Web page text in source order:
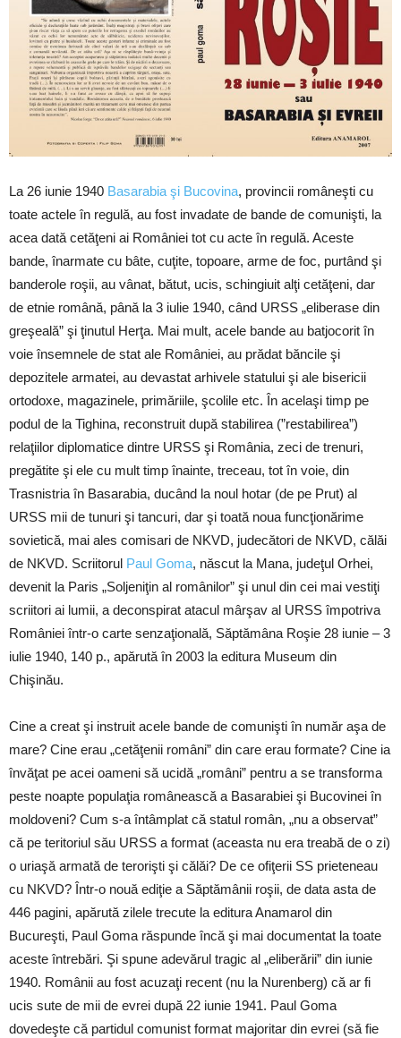
La 26 iunie 1940 Basarabia şi Bucovina, provincii româneşti cu
toate actele în regulă, au fost invadate de bande de comunişti, la
acea dată cetăţeni ai României tot cu acte în regulă. Aceste
bande, înarmate cu bâte, cuţite, topoare, arme de foc, purtând şi
banderole roşii, au vânat, bătut, ucis, schingiuit alţi cetăţeni, dar
de etnie română, până la 3 iulie 1940, când URSS „eliberase din
greşeală” şi ţinutul Herţa. Mai mult, acele bande au batjocorit în
voie însemnele de stat ale României, au prădat băncile şi
depozitele armatei, au devastat arhivele statului şi ale bisericii
ortodoxe, magazinele, primăriile, şcolile etc. În acelaşi timp pe
podul de la Tighina, reconstruit după stabilirea (”restabilirea”)
relaţiilor diplomatice dintre URSS şi România, zeci de trenuri,
pregătite şi ele cu mult timp înainte, treceau, tot în voie, din
Trasnistria în Basarabia, ducând la noul hotar (de pe Prut) al
URSS mii de tunuri şi tancuri, dar şi toată noua funcţionărime
sovietică, mai ales comisari de NKVD, judecători de NKVD, călăi
de NKVD. Scriitorul Paul Goma, născut la Mana, judeţul Orhei,
devenit la Paris „Soljeniţin al românilor” şi unul din cei mai vestiţi
scriitori ai lumii, a deconspirat atacul mârşav al URSS împotriva
României într-o carte senzaţională, Săptămâna Roşie 28 iunie – 3
iulie 1940, 140 p., apărută în 2003 la editura Museum din
Chişinău.
Cine a creat şi instruit acele bande de comunişti în număr aşa de
mare? Cine erau „cetăţenii români” din care erau formate? Cine ia
învăţat pe acei oameni să ucidă „români” pentru a se transforma
peste noapte populaţia românească a Basarabiei şi Bucovinei în
moldoveni? Cum s-a întâmplat că statul român, „nu a observat”
că pe teritoriul său URSS a format (aceasta nu era treabă de o zi)
o uriaşă armată de terorişti şi călăi? De ce ofiţerii SS prieteneau
cu NKVD? Într-o nouă ediţie a Săptămânii roşii, de data asta de
446 pagini, apărută zilele trecute la editura Anamarol din
Bucureşti, Paul Goma răspunde încă şi mai documentat la toate
aceste întrebări. Şi spune adevărul tragic al „eliberării” din iunie
1940. Românii au fost acuzaţi recent (nu la Nurenberg) că ar fi
ucis sute de mii de evrei după 22 iunie 1941. Paul Goma
dovedeşte că partidul comunist format majoritar din evrei (să fie